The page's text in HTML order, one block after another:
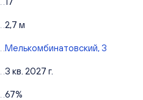
2,7 м
Мелькомбинатовский, 3
3 кв. 2027 г.
67%